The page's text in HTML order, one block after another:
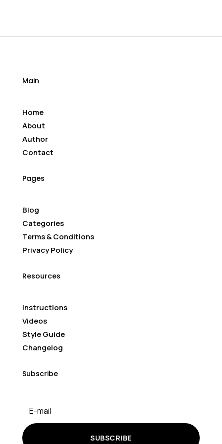
Main
Home
About
Author
Contact
Pages
Blog
Categories
Terms & Conditions
Privacy Policy
Resources
Instructions
Videos
Style Guide
Changelog
Subscribe
SUBSCRIBE